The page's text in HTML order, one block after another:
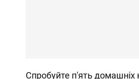
Спробуйте п'ять домашніх